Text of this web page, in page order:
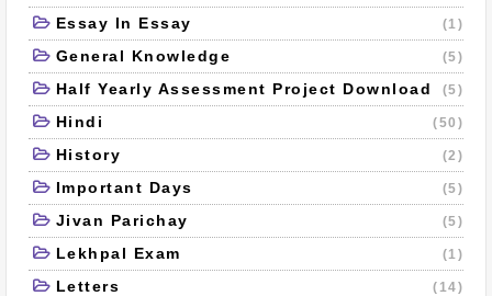
Essay In Essay (1)
General Knowledge (5)
Half Yearly Assessment Project Download (5)
Hindi (50)
History (2)
Important Days (5)
Jivan Parichay (5)
Lekhpal Exam (1)
Letters (14)